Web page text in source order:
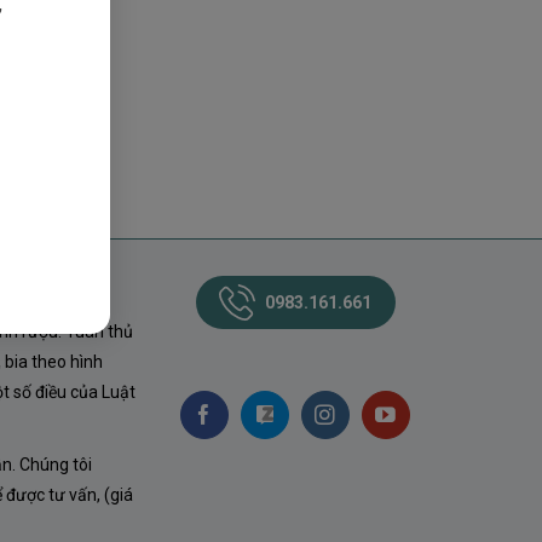
rượu. Tuân thủ
bia theo hình
số điều của Luật
Chúng tôi
được tư vấn, (giá
0983.161.661